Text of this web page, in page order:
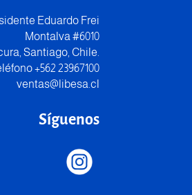
Eduardo Frei
Montalva #6010
Santiago, Chile.
+562 23967100
ventas@libesa.cl
Síguenos